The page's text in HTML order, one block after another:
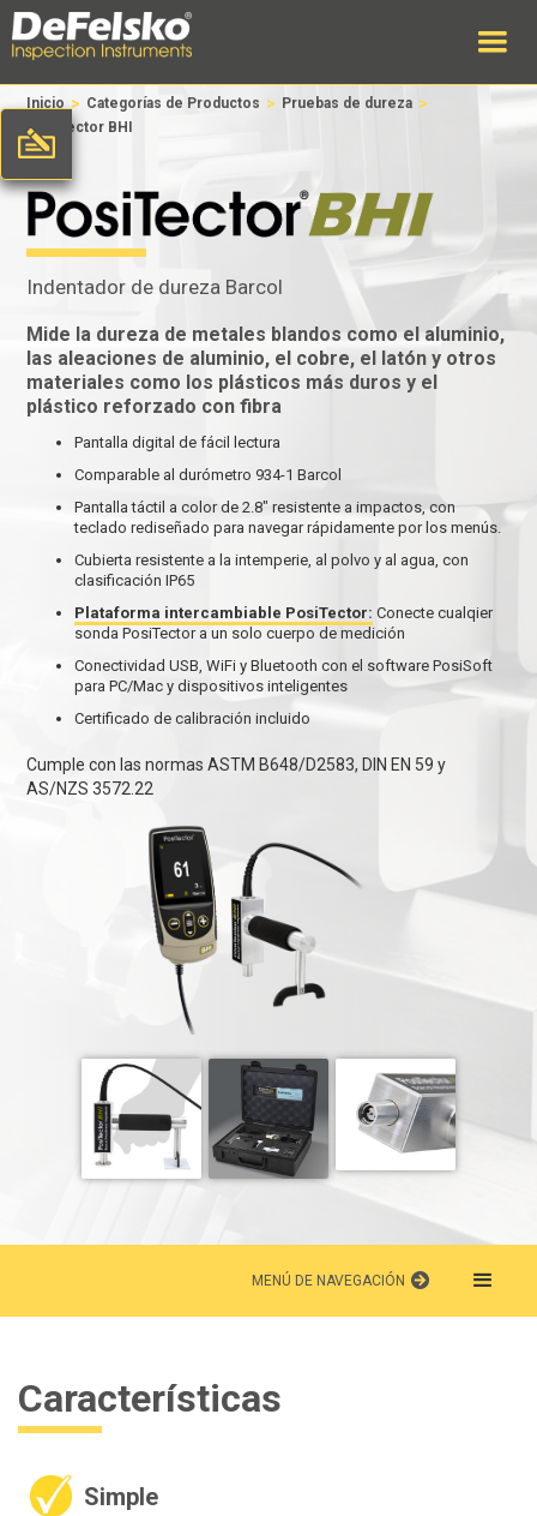
Inicio > Categorías de Productos > Pruebas de dureza >
PosiTector BHI
Indentador de dureza Barcol
Mide la dureza de metales blandos como el aluminio,
las aleaciones de aluminio, el cobre, el latón y otros
materiales como los plásticos más duros y el
plástico reforzado con fibra
Pantalla digital de fácil lectura
Comparable al durómetro 934-1 Barcol
Pantalla táctil a color de 2.8" resistente a impactos, con
teclado rediseñado para navegar rápidamente por los menús.
Cubierta resistente a la intemperie, al polvo y al agua, con
clasificación IP65
Plataforma intercambiable PosiTector: Conecte cualqier
sonda PosiTector a un solo cuerpo de medición
Conectividad USB, WiFi y Bluetooth con el software PosiSoft
para PC/Mac y dispositivos inteligentes
Certificado de calibración incluido
Cumple con las normas ASTM B648/D2583, DIN EN 59 y
AS/NZS 3572.22
MENÚ DE NAVEGACIÓN
Características
Simple